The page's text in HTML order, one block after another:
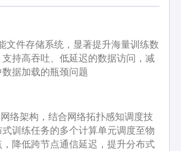
文件存储系统，显著提升海量训练数
持高吞吐、低延迟的数据访问，减
据加载的瓶颈问题
络架构，结合网络拓扑感知调度技
训练任务的多个计算单元调度至物
降低跨节点通信延迟，提升分布式